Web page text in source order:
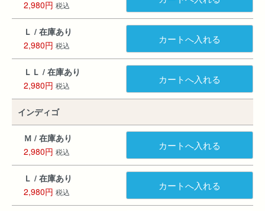
2,980円 税込
Ｌ / 在庫あり
2,980円 税込
カートへ入れる
ＬＬ / 在庫あり
2,980円 税込
カートへ入れる
インディゴ
Ｍ / 在庫あり
2,980円 税込
カートへ入れる
Ｌ / 在庫あり
2,980円 税込
カートへ入れる